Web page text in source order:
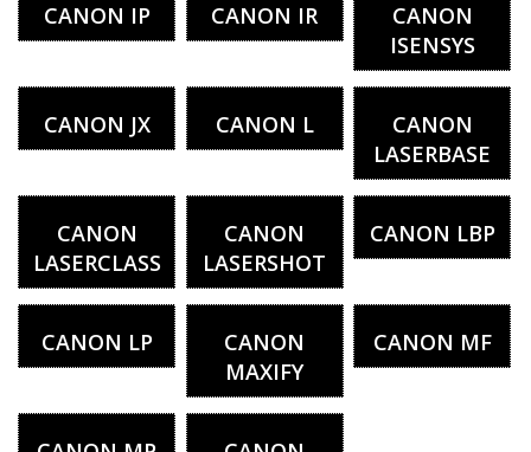
CANON IP CANON IR
CANON
ISENSYS
CANON JX CANON L
CANON
LASERBASE
CANON
LASERCLASS
CANON
LASERSHOT
CANON LBP
CANON LP
CANON
MAXIFY
CANON MF